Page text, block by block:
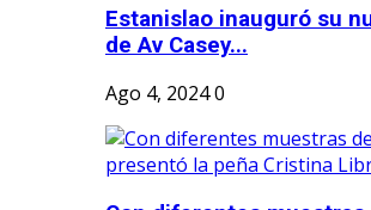
Estanislao inauguró su
de Av Casey...
Ago 4, 20240